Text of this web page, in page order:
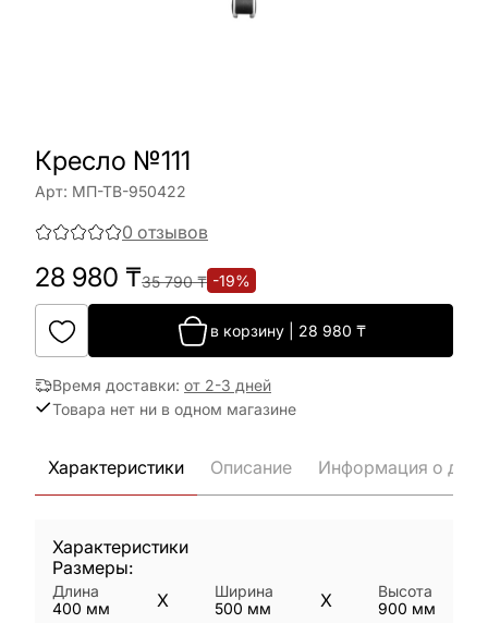
Кресло №111
Арт: МП-ТВ-950422
0 отзывов
28 980 ₸35 790₸ -19%
в корзину 28 980 ₸
Время доставки: от 2-3 дней
Товара нет ни в одном магазине
Характеристики Описание Информация о
Характеристики
Размеры:
Длина
400 мм X
Ширина
500 мм X
Высота
900 мм